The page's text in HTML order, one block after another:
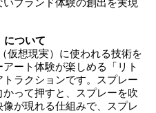
ブランド体験の創出を実現
について
仮想現実）に使われる技術を
ート体験が楽しめる「リト
ラクションです。スプレー
って押すと、スプレーを吹
が現れる仕組みで、スプレ